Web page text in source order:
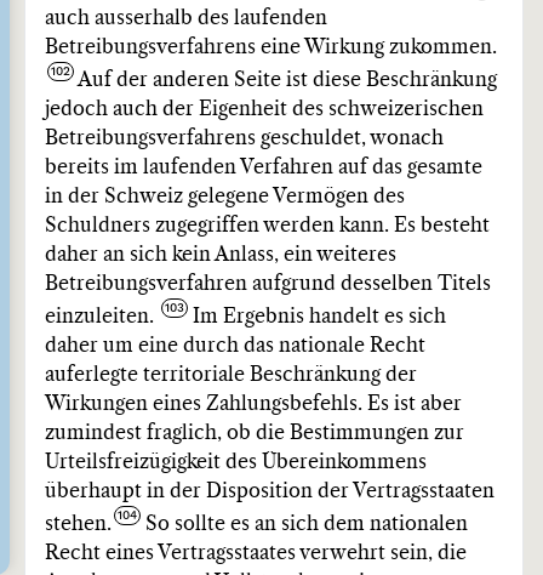
auch ausserhalb des laufenden
Betreibungsverfahrens eine Wirkung zukommen.
Auf der anderen Seite ist diese Beschränkung
jedoch auch der Eigenheit des schweizerischen
Betreibungsverfahrens geschuldet, wonach
bereits im laufenden Verfahren auf das gesamte
in der Schweiz gelegene Vermögen des
Schuldners zugegriffen werden kann. Es besteht
daher an sich kein Anlass, ein weiteres
Betreibungsverfahren aufgrund desselben Titels
einzuleiten.
Im Ergebnis handelt es sich
daher um eine durch das nationale Recht
auferlegte territoriale Beschränkung der
Wirkungen eines Zahlungsbefehls. Es ist aber
zumindest fraglich, ob die Bestimmungen zur
Urteilsfreizügigkeit des Übereinkommens
überhaupt in der Disposition der Vertragsstaaten
stehen.
So sollte es an sich dem nationalen
Recht eines Vertragsstaates verwehrt sein, die